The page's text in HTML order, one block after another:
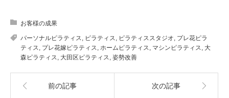
お客様の成果
パーソナルピラティス, ピラティス, ピラティススタジオ, プレ花ピラ
ティス, プレ花嫁ピラティス, ホームピラティス, マシンピラティス, 大
森ピラティス, 大田区ピラティス, 姿勢改善
前の記事 次の記事